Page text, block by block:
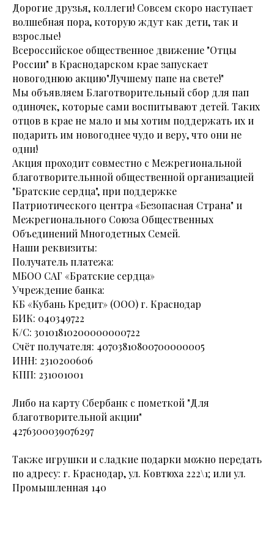
Дорогие друзья, коллеги! Совсем скоро наступает
волшебная пора, которую ждут как дети, так и
взрослые!
Всероссийское общественное движение "Отцы
России" в Краснодарском крае запускает
новогоднюю акцию"Лучшему папе на свете!"
Мы объявляем Благотворительный сбор для пап
одиночек, которые сами воспитывают детей. Таких
отцов в крае не мало и мы хотим поддержать их и
подарить им новогоднее чудо и веру, что они не
одни!
Акция проходит совместно с Межрегиональной
благотворительнной общественной организацией
"Братские сердца", при поддержке
Патриотического центра «Безопасная Страна" и
Межрегионального Союза Общественных
Объединений Многодетных Семей.
Наши реквизиты:
Получатель платежа:
МБОО САГ «Братские сердца»
Учреждение банка:
КБ «Кубань Кредит» (ООО) г. Краснодар
БИК: 040349722
К/С: 30101810200000000722
Счёт получателя: 40703810800700000005
ИНН: 2310200606
КПП: 231001001
Либо на карту Сбербанк с пометкой "Для
благотворительной акции"
4276300039076297
Также игрушки и сладкие подарки можно передать
по адресу: г. Краснодар, ул. Ковтюха 222\1; или ул.
Промышленная 140